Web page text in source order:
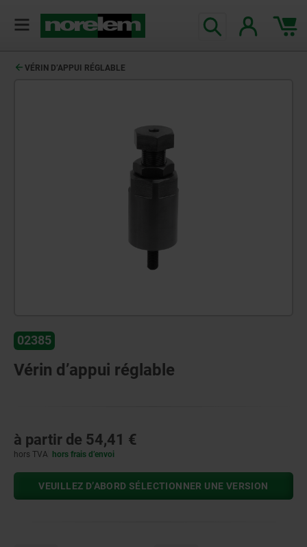
VÉRIN D’APPUI RÉGLABLE
02385
Vérin d’appui réglable
à partir de 54,41 €
hors TVA hors frais d’envoi
VEUILLEZ D’ABORD SÉLECTIONNER UNE VERSION